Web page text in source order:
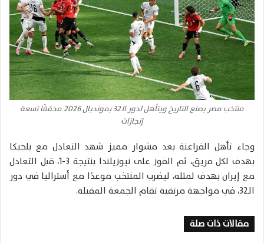
منتخب مصر يصنع التاريخ ويتأهل لدور الـ32 بمونديال 2026 محققًا تسعة
إنجازات
وجاء تأهل الفراعنة بعد مشوار مميز شهد التعادل مع بلجيكا
بهدف لكل فريق، ثم الفوز على نيوزيلندا بنتيجة 3-1، قبل التعادل
مع إيران بهدف لمثله، ليضرب المنتخب موعدًا مع أستراليا في دور
الـ32، في مواجهة مرتقبة تقام الجمعة المقبلة.
مقالات ذات صلة